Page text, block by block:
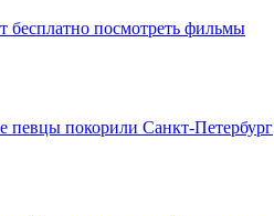
бесплатно посмотреть фильмы
певцы покорили Санкт-Петербург